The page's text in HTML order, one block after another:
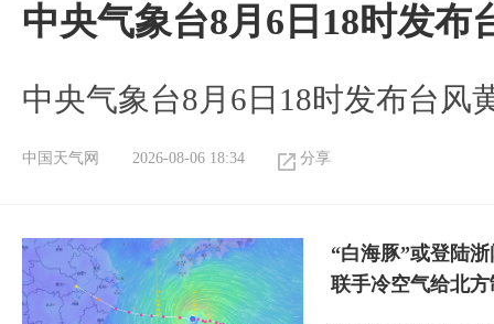
中央气象台8月6日18时发布
中央气象台8月6日18时发布台风
中国天气网 2026-08-06 18:34 分享
“白海豚”或登陆
联手冷空气给北